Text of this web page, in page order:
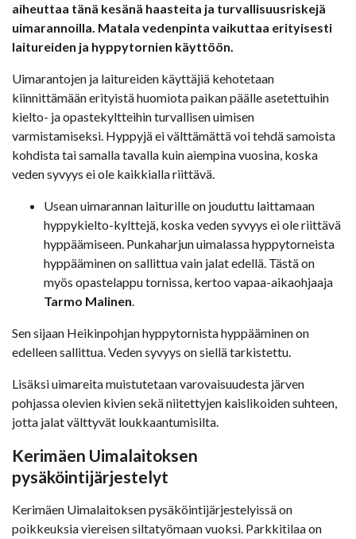
aiheuttaa tänä kesänä haasteita ja turvallisuusriskejä
uimarannoilla. Matala vedenpinta vaikuttaa erityisesti
laitureiden ja hyppytornien käyttöön.
Uimarantojen ja laitureiden käyttäjiä kehotetaan
kiinnittämään erityistä huomiota paikan päälle asetettuihin
kielto- ja opastekyltteihin turvallisen uimisen
varmistamiseksi. Hyppyjä ei välttämättä voi tehdä samoista
kohdista tai samalla tavalla kuin aiempina vuosina, koska
veden syvyys ei ole kaikkialla riittävä.
Usean uimarannan laiturille on jouduttu laittamaan
hyppykielto-kylttejä, koska veden syvyys ei ole riittävä
hyppäämiseen. Punkaharjun uimalassa hyppytorneista
hyppääminen on sallittua vain jalat edellä. Tästä on
myös opastelappu tornissa, kertoo vapaa-aikaohjaaja
Tarmo Malinen.
Sen sijaan Heikinpohjan hyppytornista hyppääminen on
edelleen sallittua. Veden syvyys on siellä tarkistettu.
Lisäksi uimareita muistutetaan varovaisuudesta järven
pohjassa olevien kivien sekä niitettyjen kaislikoiden suhteen,
jotta jalat välttyvät loukkaantumisilta.
Kerimäen Uimalaitoksen
pysäköintijärjestelyt
Kerimäen Uimalaitoksen pysäköintijärjestelyissä on
poikkeuksia viereisen siltatyömaan vuoksi. Parkkitilaa on